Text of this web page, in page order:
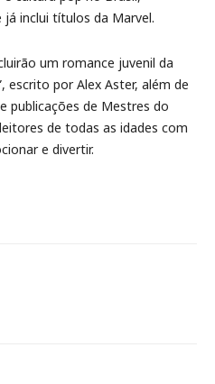
inclui títulos da Marvel.
um romance juvenil da
escrito por Alex Aster, além de
publicações de Mestres do
de todas as idades com
e divertir.